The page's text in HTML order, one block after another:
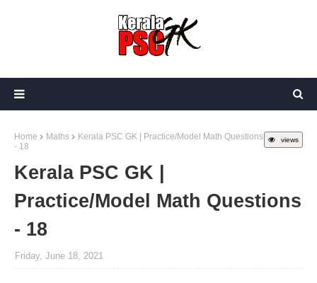
views
Home Maths
Kerala PSC GK | Practice/Model Math Questions
- 18
Kerala PSC GK |
Practice/Model Math Questions
- 18
Friday, June 18, 2021